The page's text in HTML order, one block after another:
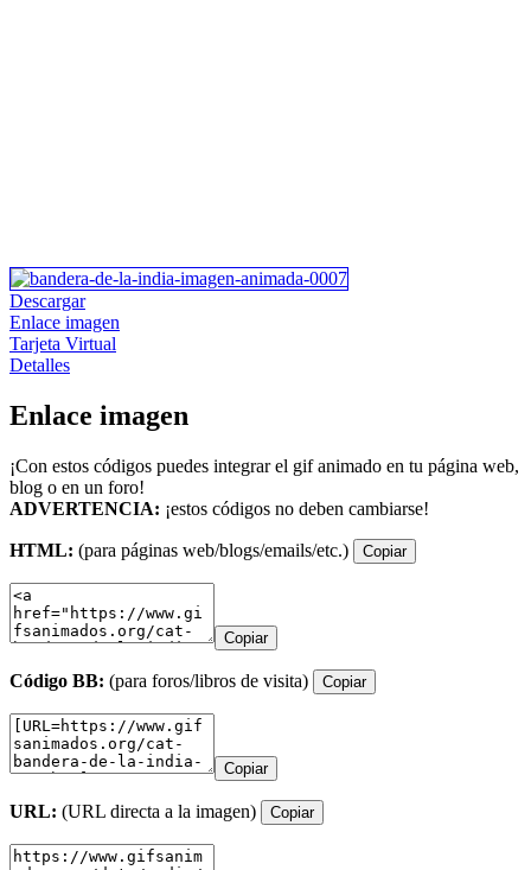
Descargar
Enlace imagen
Tarjeta Virtual
Detalles
Enlace imagen
¡Con estos códigos puedes integrar el gif animado en tu página web,
blog o en un foro!
ADVERTENCIA: ¡estos códigos no deben cambiarse!
HTML: (para páginas web/blogs/emails/etc.) Copiar
Copiar
Código BB: (para foros/libros de visita) Copiar
Copiar
URL: (URL directa a la imagen) Copiar